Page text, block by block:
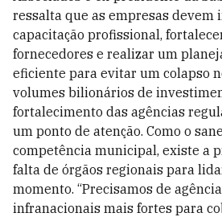
ressalta que as empresas devem
capacitação profissional,
fornecedores e realizar um
eficiente para evitar um colapso
volumes bilionários de
fortalecimento das agências
um ponto de atenção. Como o
competência municipal, existe a
falta de órgãos regionais para
momento. “Precisamos de
infranacionais mais fortes para